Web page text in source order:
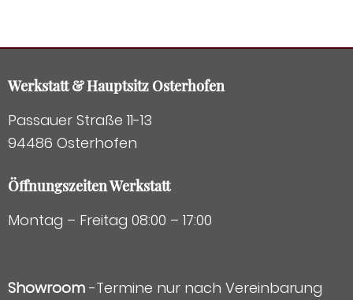
Werkstatt & Hauptsitz Osterhofen
Passauer Straße 11-13
94486 Osterhofen
Öffnungszeiten Werkstatt
Montag – Freitag 08:00 – 17:00
Showroom -Termine nur nach Vereinbarung